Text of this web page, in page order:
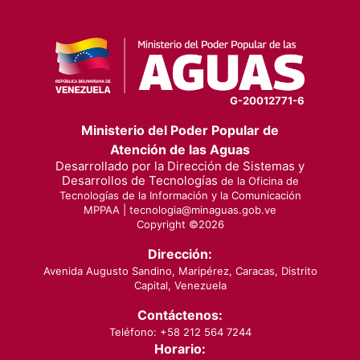
G-20012771-6
Ministerio del Poder Popular de
Atención de las Aguas
Desarrollado por la Dirección de Sistemas y
Desarrollos de Tecnologías de la Oficina de
Tecnologías de la Información y la Comunicación
MPPAA | tecnologia@minaguas.gob.ve
Copyright ©2026
Dirección:
Avenida Augusto Sandino, Maripérez, Caracas, Distrito
Capital, Venezuela
Contáctenos:
Teléfono: +58 212 564 7244
Horario: